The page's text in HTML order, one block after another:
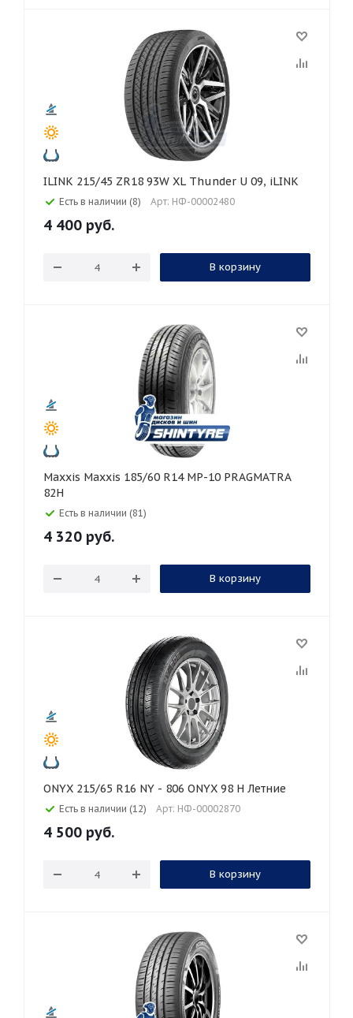
ILINK 215/45 ZR18 93W XL Thunder U 09, iLINK
Есть в наличии (8) Арт: НФ-00002480
4 400 руб.
В корзину
Maxxis Maxxis 185/60 R14 MP-10 PRAGMATRA
82H
Есть в наличии (81)
4 320 руб.
В корзину
ONYX 215/65 R16 NY - 806 ONYX 98 H Летние
Есть в наличии (12) Арт: НФ-00002870
4 500 руб.
В корзину